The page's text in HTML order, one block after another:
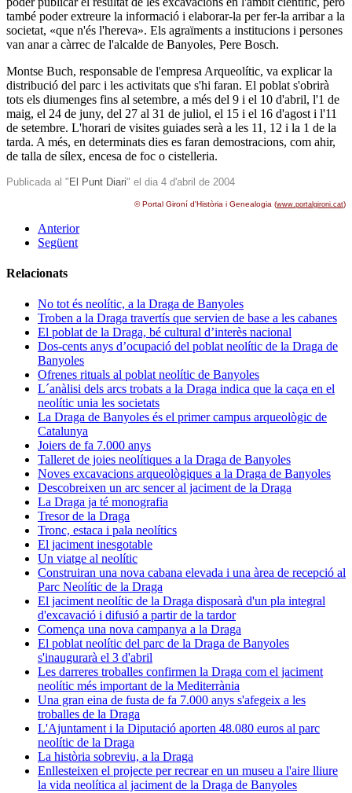
també poder extreure la informació i elaborar-la per fer-la arribar a la
societat, «que n'és l'hereva». Els agraïments a institucions i persones
van anar a càrrec de l'alcalde de Banyoles, Pere Bosch.
Montse Buch, responsable de l'empresa Arqueolític, va explicar la
distribució del parc i les activitats que s'hi faran. El poblat s'obrirà
tots els diumenges fins al setembre, a més del 9 i el 10 d'abril, l'1 de
maig, el 24 de juny, del 27 al 31 de juliol, el 15 i el 16 d'agost i l'11
de setembre. L'horari de visites guiades serà a les 11, 12 i la 1 de la
tarda. A més, en determinats dies es faran demostracions, com ahir,
de talla de sílex, encesa de foc o cistelleria.
Publicada al " El Punt Diari" el dia 4 d'abril de 2004
© Portal Gironí d'Història i Genealogia (www.portalgironi.cat)
Anterior
Següent
Relacionats
No tot és neolític, a la Draga de Banyoles
Troben a la Draga travertís que servien de base a les cabanes
El poblat de la Draga, bé cultural d’interès nacional
Dos-cents anys d’ocupació del poblat neolític de la Draga de
Banyoles
Ofrenes rituals al poblat neolític de Banyoles
L´anàlisi dels arcs trobats a la Draga indica que la caça en el
neolític unia les societats
La Draga de Banyoles és el primer campus arqueològic de
Catalunya
Joiers de fa 7.000 anys
Talleret de joies neolítiques a la Draga de Banyoles
Noves excavacions arqueològiques a la Draga de Banyoles
Descobreixen un arc sencer al jaciment de la Draga
La Draga ja té monografia
Tresor de la Draga
Tronc, estaca i pala neolítics
El jaciment inesgotable
Un viatge al neolític
Construiran una nova cabana elevada i una àrea de recepció al
Parc Neolític de la Draga
El jaciment neolític de la Draga disposarà d'un pla integral
d'excavació i difusió a partir de la tardor
Comença una nova campanya a la Draga
El poblat neolític del parc de la Draga de Banyoles
s'inaugurarà el 3 d'abril
Les darreres troballes confirmen la Draga com el jaciment
neolític més important de la Mediterrània
Una gran eina de fusta de fa 7.000 anys s'afegeix a les
troballes de la Draga
L'Ajuntament i la Diputació aporten 48.080 euros al parc
neolític de la Draga
La història sobreviu, a la Draga
Enllesteixen el projecte per recrear en un museu a l'aire lliure
la vida neolítica al jaciment de la Draga de Banyoles